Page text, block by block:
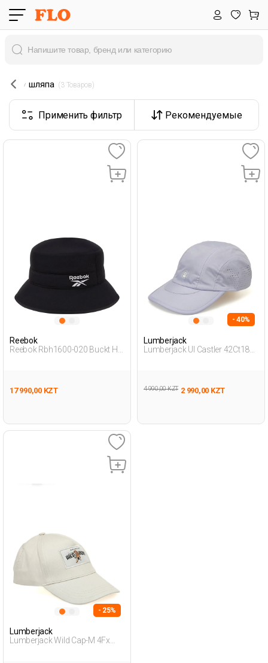
шляпа (3 Товаров)
Применить фильтр Рекомендуемые
Reebok
Reebok Rbh1600-020 Buckt Hat
17 990,00 KZT
- 40%
Lumberjack
Lumberjack Ul Castler 42Ct189
4 990,00 KZT 2 990,00 KZT
- 25%
Lumberjack
Lumberjack Wild Cap-M 4Fx